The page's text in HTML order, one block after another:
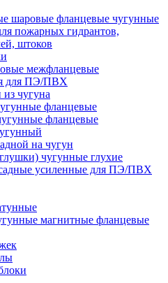
шаровые фланцевые чугунные
пожарных гидрантов,
штоков
межфланцевые
для ПЭ/ПВХ
чугуна
фланцевые
фланцевые
на чугун
чугунные глухие
усиленные для ПЭ/ПВХ
магнитные фланцевые